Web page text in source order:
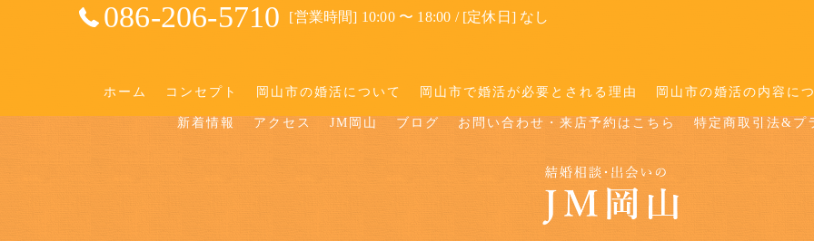
086-206-5710 [営業時間] 10:00 〜 18:00 / [定休日] なし
ホーム コンセプト 岡山市の婚活について 岡山市で婚活が必要とされる理由 岡山市の婚活の内容に
新着情報 アクセス JM岡山 ブログ お問い合わせ・来店予約はこちら 特定商取引法&プ